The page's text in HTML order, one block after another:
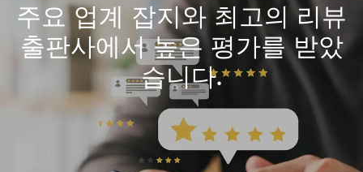
주요 업계 잡지와 최고의 리뷰
출판사에서 높은 평가를 받았
습니다.